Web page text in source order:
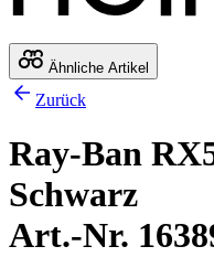
Ähnliche Artikel
Zurück
Ray-Ban
Schwarz
Art.-Nr.